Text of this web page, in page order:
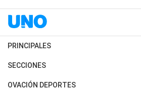
PRINCIPALES
Últimas Noticias
Política
SECCIONES
Horóscopo
OVACIÓN DEPORTES